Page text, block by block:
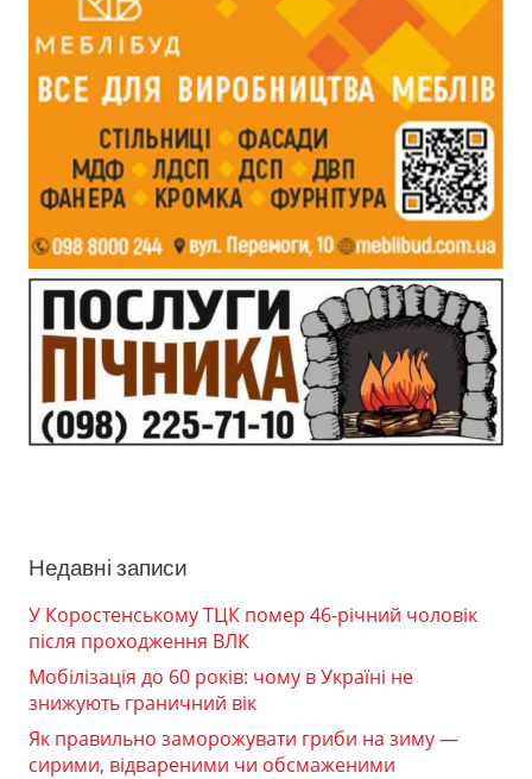
Недавні записи
У Коростенському ТЦК помер 46-річний чоловік
після проходження ВЛК
Мобілізація до 60 років: чому в Україні не
знижують граничний вік
Як правильно заморожувати гриби на зиму —
сирими, відвареними чи обсмаженими